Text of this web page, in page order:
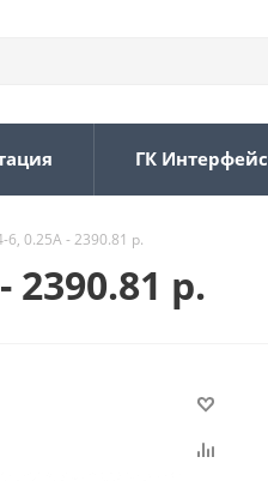
ГК Интерфейс
0.25А - 2390.81 р.
р.